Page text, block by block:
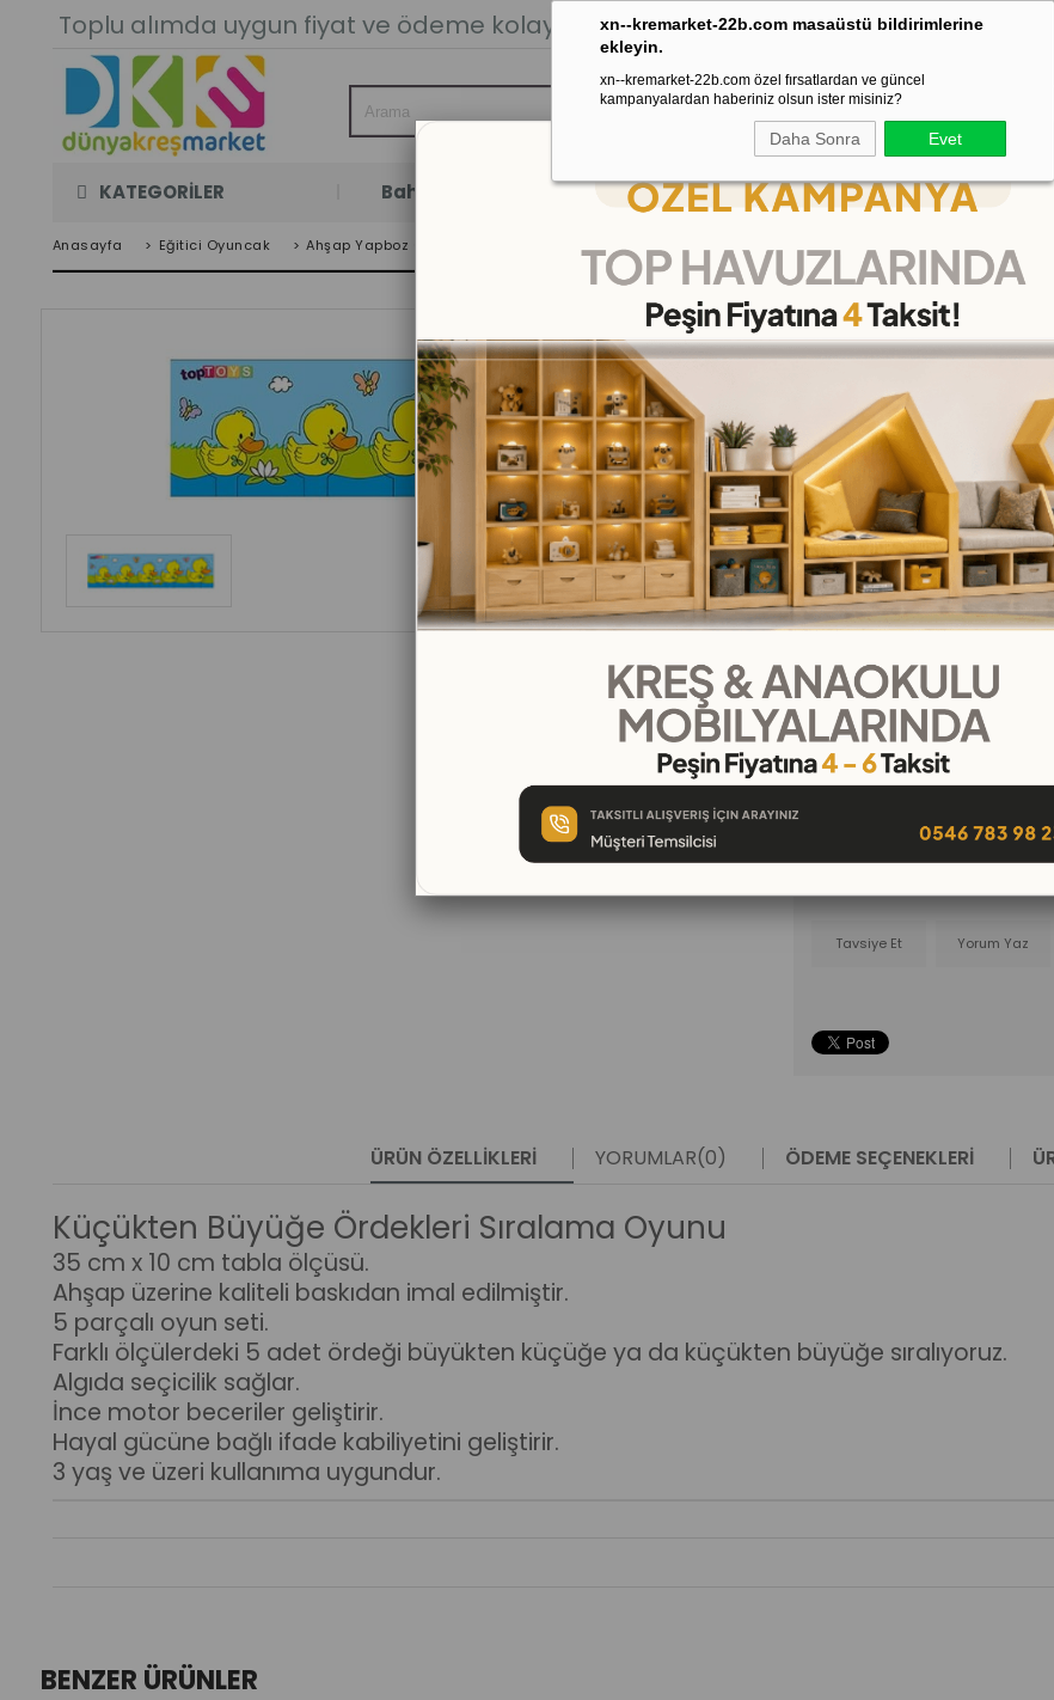
xn--kremarket-22b.com masaüstü bildirimlerine
ekleyin.
xn--kremarket-22b.com özel fırsatlardan ve güncel
kampanyalardan haberiniz olsun ister misiniz?
Daha Sonra Evet
Toplu alımda uygun fiyat ve ödeme kolaylığı. Stoktan Gönderim.% 100İADE
KATEGORİLER Bahçe Oyun Odası Kaydırak Salıncak Tahterevalli
Anasayfa > Eğitici Oyuncak > Ahşap Yapboz Oyuncakları Küçükten Büyüğe Ördekleri Sıralama Oyunu
Küçükten Büyüğe
%
34
İNDIRIM
₺99,00
(KDV Dahil)
₺65,00 (KDV Dahil)
₺7,22 `den başlayan
İstek
Tavsiye Et Yorum Yaz
ÜRÜN ÖZELLIKLERI YORUMLAR(0) ÖDEME SEÇENEKLERI
Küçükten Büyüğe Ördekleri Sıralama Oyunu
35 cm x 10 cm tabla ölçüsü.
Ahşap üzerine kaliteli baskıdan imal edilmiştir.
5 parçalı oyun seti.
Farklı ölçülerdeki 5 adet ördeği büyükten küçüğe ya da küçükten büyüğe sıralıyoruz.
Algıda seçicilik sağlar.
İnce motor beceriler geliştirir.
Hayal gücüne bağlı ifade kabiliyetini geliştirir.
3 yaş ve üzeri kullanıma uygundur.
BENZER ÜRÜNLER